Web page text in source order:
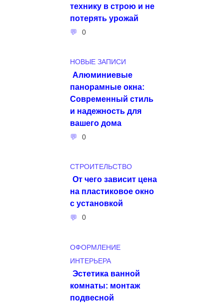
технику в строю и не
потерять урожай
0
НОВЫЕ ЗАПИСИ
Алюминиевые
панорамные окна:
Современный стиль
и надежность для
вашего дома
0
СТРОИТЕЛЬСТВО
От чего зависит цена
на пластиковое окно
с установкой
0
ОФОРМЛЕНИЕ
ИНТЕРЬЕРА
Эстетика ванной
комнаты: монтаж
подвесной